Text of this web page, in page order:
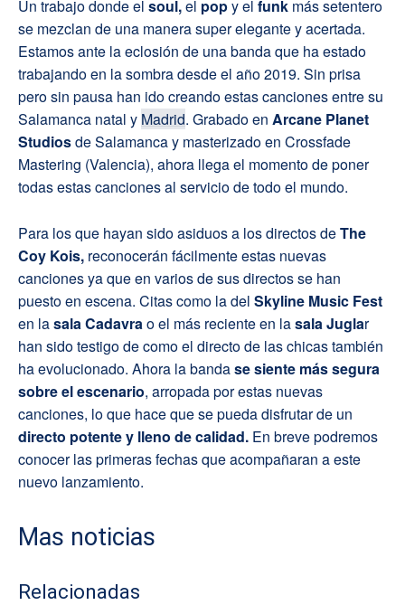
Un trabajo donde el soul,el popy el funk más setentero
se mezclan de una manera super elegante y acertada.
Estamos ante la eclosión de una banda que ha estado
trabajando en la sombra desde el año 2019. Sin prisa
pero sin pausa han ido creando estas canciones entre su
Salamanca natal y Madrid. Grabado en Arcane Planet
Studiosde Salamanca y masterizado en Crossfade
Mastering (Valencia), ahora llega el momento de poner
todas estas canciones al servicio de todo el mundo.
Para los que hayan sido asiduos a los directos deThe
Coy Kois, reconocerán fácilmente estas nuevas
canciones ya que en varios de sus directos se han
puesto en escena. Citas como la del Skyline Music Fest
en lasala Cadavrao el más reciente en lasala Juglar
han sido testigo de como el directo de las chicas también
ha evolucionado. Ahora la bandase siente más segura
sobre el escenario, arropada por estas nuevas
canciones, lo que hace que se pueda disfrutar de un
directo potente y lleno de calidad. En breve podremos
conocer las primeras fechas que acompañaran a este
nuevo lanzamiento.
Mas noticias
Relacionadas